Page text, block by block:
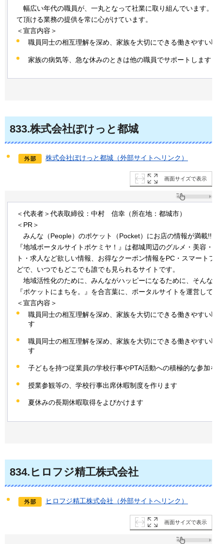
幅広い年代の職員が、一丸となって社業に取り組んでいます。
て頂ける業務の提供を常に心がけています。
＜宣言内容＞
職員同士の相互理解を深め、家族を大切にできる働きやすい
家族の病気等、急な休みのときは他の職員でサポートします
833.株式会社ぽけっと都城
株式会社ぽけっと都城（外部サイトへリンク）
画面サイズで表示
＜代表者＞代表取締役：中村 信幸（所在地：都城市）
＜PR＞
みんな（People）のポケット（Pocket）にお店の情報が満載!!
『地域ポータルサイトポケミヤ！』は都城周辺のグルメ・美容・
ト・求人など欲しい情報、お得なクーポン情報をPC・スマート
どで、いつでもどこでも誰でも見られるサイトです。
地域活性化のために、みんながハッピーになるために、そんな
『ポケットにまちを。』を合言葉に、ポータルサイトを運営して
＜宣言内容＞
職員同士の相互理解を深め、家族を大切にできる働きやすい
す
職員同士の相互理解を深め、家族を大切にできる働きやすい
す
子どもを持つ従業員の学校行事やPTA活動への積極的な参加
授業参観等の、学校行事出席休暇制度を作ります
夏休みの長期休暇取得をよびかけます
834.ヒロフジ精工株式会社
ヒロフジ精工株式会社（外部サイトへリンク）
画面サイズで表示